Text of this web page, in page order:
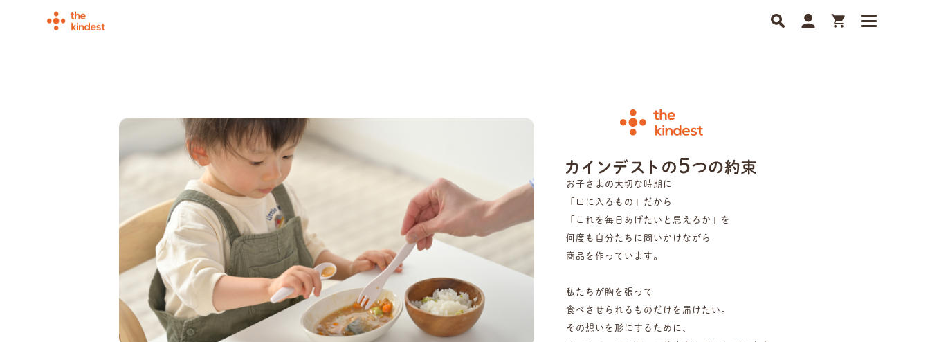
お子さまの大切な時期に
「口に入るもの」だから
「これを毎日あげたいと思えるか」を
何度も自分たちに問いかけながら
商品を作っています。
私たちが胸を張って
食べさせられるものだけを届けたい。
その想いを形にするために、